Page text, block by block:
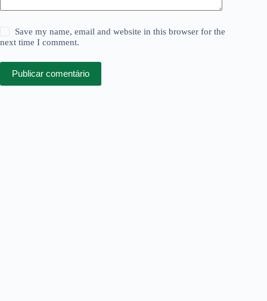
Save my name, email and website in this browser for the
next time I comment.
Publicar comentário